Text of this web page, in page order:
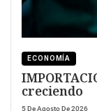
ECONOMÍA
creciendo
5 De Agosto De 2026